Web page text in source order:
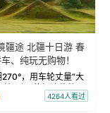
疆途 北疆十日游 春
、纯玩无购物！
，用车轮丈量“大
滴眼泪”的极致蔚蓝，
海与深邃湖水在转弯
4264人看过